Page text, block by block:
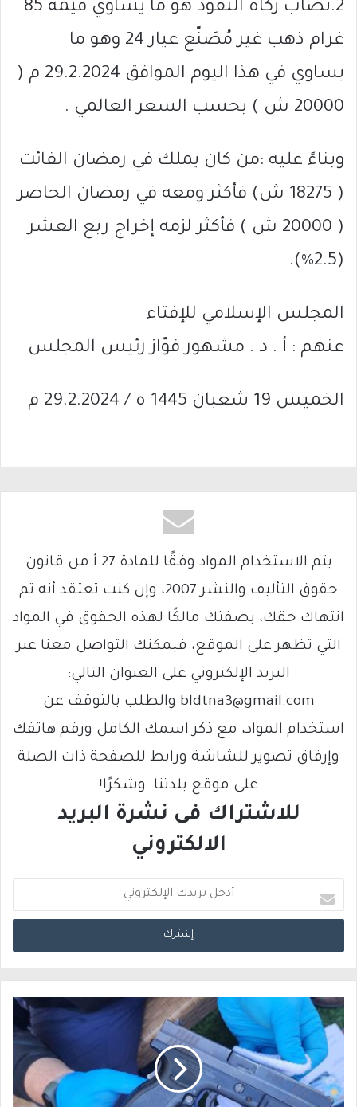
2.نصاب زكاة النقود هو ما يساوي قيمة 85
غرام ذهب غير مُصَنّع عيار 24 وهو ما
يساوي في هذا اليوم الموافق 29.2.2024 م (
20000 ش ) بحسب السعر العالمي .
وبناءً عليه :من كان يملك في رمضان الفائت
( 18275 ش) فأكثر ومعه في رمضان الحاضر
( 20000 ش ) فأكثر لزمه إخراج ربع العشر
(2.5%).
المجلس الإسلامي للإفتاء
عنهم : أ . د . مشهور فوّاز رئيس المجلس
الخميس 19 شعبان 1445 ه / 29.2.2024 م
يتم الاستخدام المواد وفقًا للمادة 27 أ من قانون
حقوق التأليف والنشر 2007، وإن كنت تعتقد أنه تم
انتهاك حقك، بصفتك مالكًا لهذه الحقوق في المواد
التي تظهر على الموقع، فيمكنك التواصل معنا عبر
البريد الإلكتروني على العنوان التالي:
bldtna3@gmail.com والطلب بالتوقف عن
استخدام المواد، مع ذكر اسمك الكامل ورقم هاتفك
وإرفاق تصوير للشاشة ورابط للصفحة ذات الصلة
على موقع بلدتنا. وشكرًا!
للاشتراك فى نشرة البريد
الالكتروني
د
خ
ب
ر
د